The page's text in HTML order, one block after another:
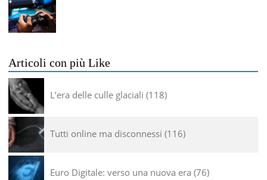
Articoli con più Like
L’era delle culle glaciali 118
Tutti online ma disconnessi 116
Euro Digitale: verso una nuova era 76